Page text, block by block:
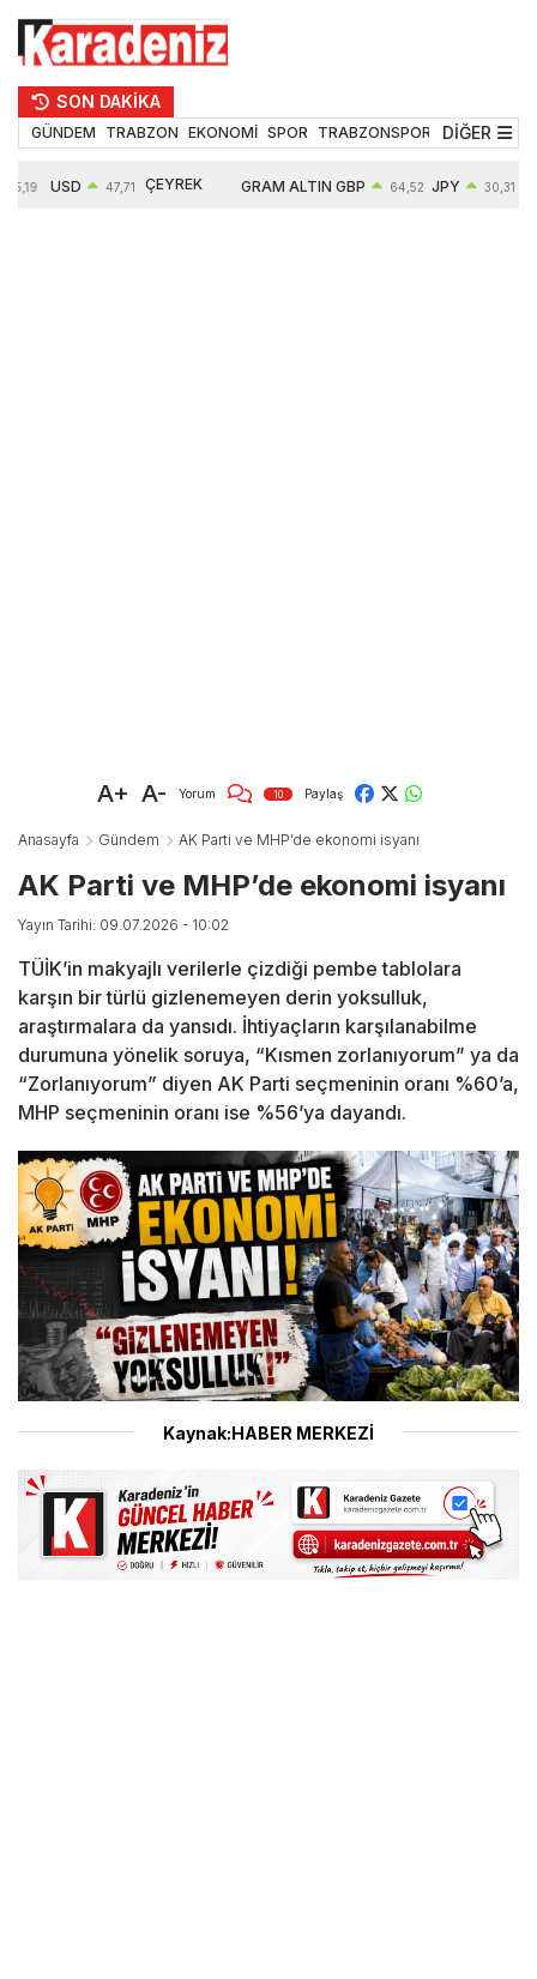
SON DAKİKA
GÜNDEM TRABZON EKONOMİ SPOR TRABZONSPOR TEKNOLOJİ
DİĞER
55,19 USD 47,71 ÇEYREK GRAM ALTIN GBP 64,52 JPY 30,31
A+ A- Yorum 10 Paylaş
Anasayfa Gündem AK Parti ve MHP’de ekonomi isyanı
AK Parti ve MHP’de ekonomi isyanı
Yayın Tarihi: 09.07.2026 - 10:02
TÜİK’in makyajlı verilerle çizdiği pembe tablolara
karşın bir türlü gizlenemeyen derin yoksulluk,
araştırmalara da yansıdı. İhtiyaçların karşılanabilme
durumuna yönelik soruya, “Kısmen zorlanıyorum” ya da
“Zorlanıyorum” diyen AK Parti seçmeninin oranı %60’a,
MHP seçmeninin oranı ise %56’ya dayandı.
Kaynak:HABER MERKEZİ